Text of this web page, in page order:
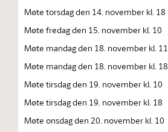
Møte torsdag den 14. november kl. 18
Møte fredag den 15. november kl. 10
Møte mandag den 18. november kl. 11
Møte mandag den 18. november kl. 18
Møte tirsdag den 19. november kl. 10
Møte tirsdag den 19. november kl. 18
Møte onsdag den 20. november kl. 10